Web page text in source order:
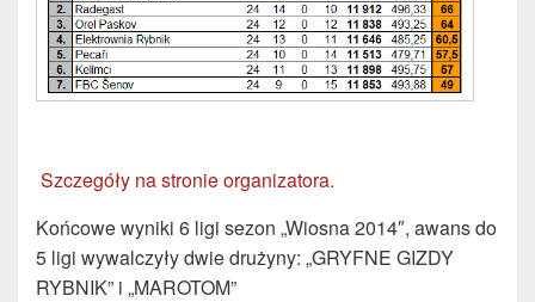
Szczegóły na stronie organizatora.
Końcowe wyniki 6 ligi sezon „Wiosna 2014″, awans do
5 ligi wywalczyły dwie drużyny: „GRYFNE GIZDY
RYBNIK” i „MAROTOM”